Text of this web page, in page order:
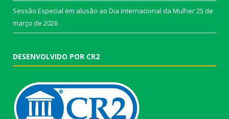
Sessão Especial em alusão ao Dia Internacional da Mulher25 de
março de 2026
DESENVOLVIDO POR CR2